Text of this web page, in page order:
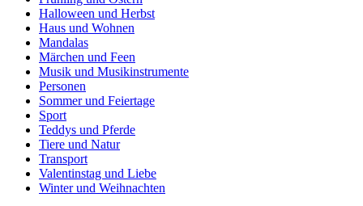
Halloween und Herbst
Haus und Wohnen
Mandalas
Märchen und Feen
Musik und Musikinstrumente
Personen
Sommer und Feiertage
Sport
Teddys und Pferde
Tiere und Natur
Transport
Valentinstag und Liebe
Winter und Weihnachten